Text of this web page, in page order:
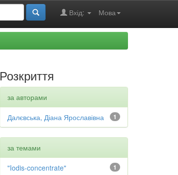
Мова
Вхід:
Розкриття
за авторами
1
Далєвська, Діана Ярославівна
за темами
1
"Iodis-concentrate"